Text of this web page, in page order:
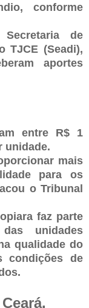
conforme
de
TJCE (Seadi),
aportes
entre R$ 1
unidade.
mais
para os
o Tribunal
faz parte
unidades
qualidade do
condições de